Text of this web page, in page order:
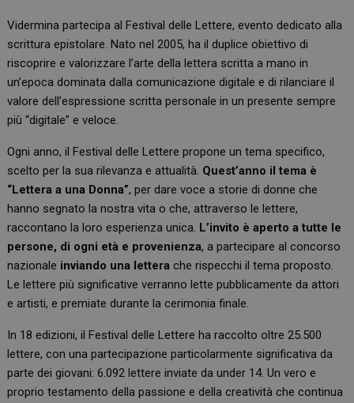
Vidermina partecipa al Festival delle Lettere, evento dedicato alla
scrittura epistolare. Nato nel 2005, ha il duplice obiettivo di
riscoprire e valorizzare l’arte della lettera scritta a mano in
un’epoca dominata dalla comunicazione digitale e di rilanciare il
valore dell’espressione scritta personale in un presente sempre
più “digitale” e veloce.
Ogni anno, il Festival delle Lettere propone un tema specifico,
scelto per la sua rilevanza e attualità. Quest’anno il tema è
“Lettera a una Donna”, per dare voce a storie di donne che
hanno segnato la nostra vita o che, attraverso le lettere,
raccontano la loro esperienza unica. L’invito è aperto a tutte le
persone, di ogni età e provenienza, a partecipare al concorso
nazionale inviando una lettera che rispecchi il tema proposto.
Le lettere più significative verranno lette pubblicamente da attori
e artisti, e premiate durante la cerimonia finale.
In 18 edizioni, il Festival delle Lettere ha raccolto oltre 25.500
lettere, con una partecipazione particolarmente significativa da
parte dei giovani: 6.092 lettere inviate da under 14. Un vero e
proprio testamento della passione e della creatività che continua